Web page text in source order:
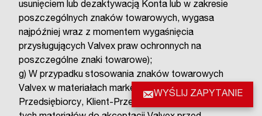
usunięciem lub dezaktywacją Konta lub w zakresie
poszczególnych znaków towarowych, wygasa
najpóźniej wraz z momentem wygaśnięcia
przysługujących Valvex praw ochronnych na
poszczególne znaki towarowe);
g) W przypadku stosowania znaków towarowych
Valvex w materiałach marketingowych Klienta-
Przedsiębiorcy, Klient-Przedsiębiorca prześle projekt
WYŚLIJ ZAPYTANIE